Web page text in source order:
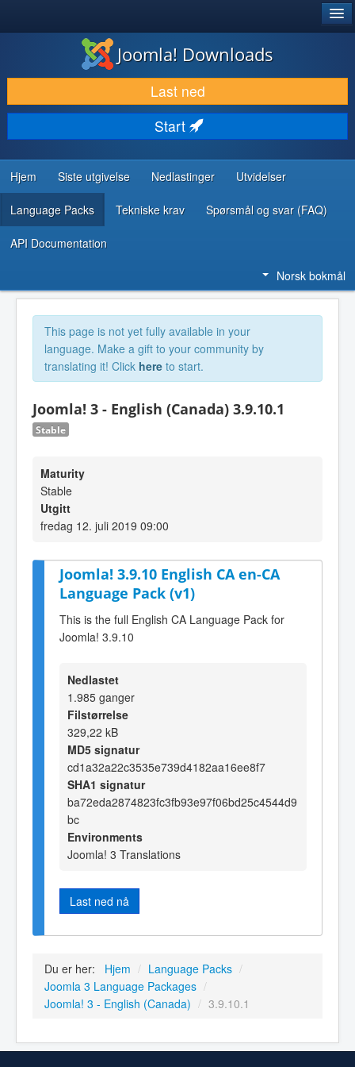
LAST NED & UTVID
OPPDAG & LÆR
SAMFUNN & BRUKERSTØTTE
UTVIKLINGSRESSURSER
Joomla! Downloads
Last ned
Start
Hjem Siste utgivelse Nedlastinger Utvidelser
Language Packs Tekniske krav Spørsmål og svar (FAQ)
API Documentation
Norsk bokmål
This page is not yet fully available in your
language. Make a gift to your community by
translating it! Click here to start.
Joomla! 3 - English (Canada) 3.9.10.1
Stable
Maturity
Stable
Utgitt
fredag 12. juli 2019 09:00
Joomla! 3.9.10 English CA en-CA
Language Pack (v1)
This is the full English CA Language Pack for
Joomla! 3.9.10
Nedlastet
1.985 ganger
Filstørrelse
329,22 kB
MD5 signatur
cd1a32a22c3535e739d4182aa16ee8f7
SHA1 signatur
ba72eda2874823fc3fb93e97f06bd25c4544d9
bc
Environments
Joomla! 3 Translations
Last ned nå
Du er her: Hjem / Language Packs /
Joomla 3 Language Packages /
Joomla! 3 - English (Canada) / 3.9.10.1